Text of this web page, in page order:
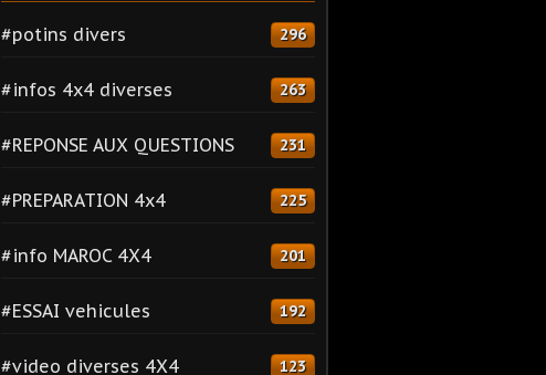
#potins divers 296
#infos 4x4 diverses 263
#REPONSE AUX QUESTIONS 231
#PREPARATION 4x4 225
#info MAROC 4X4 201
#ESSAI vehicules 192
#video diverses 4X4 123